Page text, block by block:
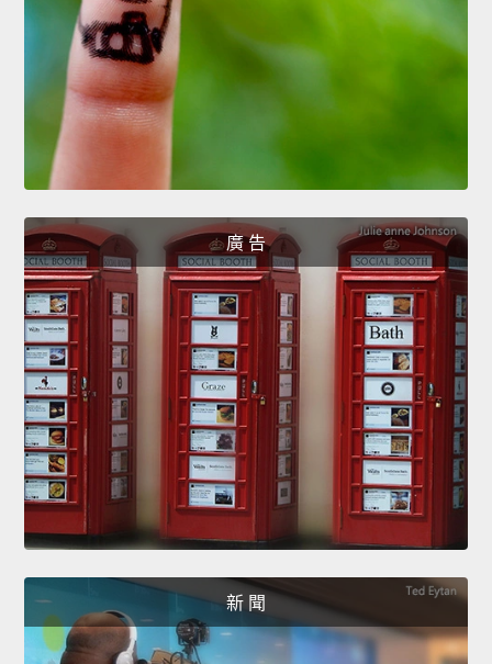
廣 告
新 聞